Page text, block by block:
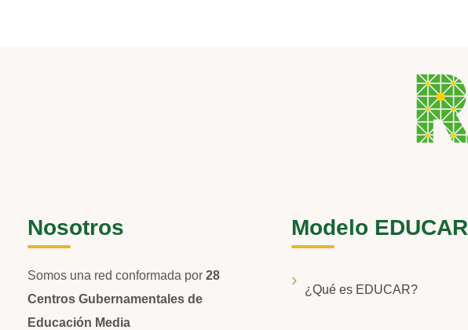
Nosotros
Somos una red conformada por 28
Centros Gubernamentales de
Educación Media
Modelo EDUCAR
¿Qué es EDUCAR?